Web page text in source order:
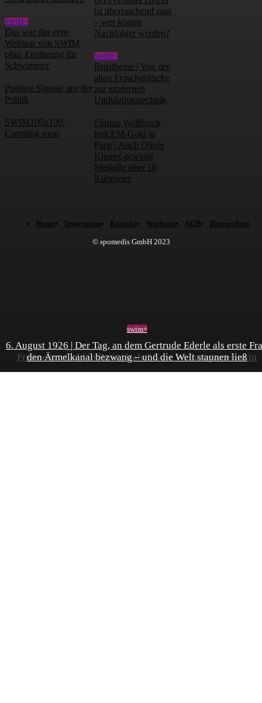
Freiwasser-Gold in Paris | Isabel Gose ist Europameisterin
swim+
6. August 1926 | Der Tag, an dem Gertrude Ederle als erste
den Ärmelkanal bezwang – und die Welt staunen ließ
SWIM+
Das war das erste
Webinar von SWIM
plus: Ernährung für
Schwimmer
Positive Signale aus der
Politik
SWIM100x100:
Cooming soon
ist überraschend raus
– wer könnte
Nachfolger werden?
SWIM+
Brustbeine | Von der
alten Froschgrätsche
zur modernen
Undulationstechnik
Florian Wellbrock
holt EM-Gold in
Paris | Auch Oliver
Klemet gewinnt
Medaille über 10
Kilometer
Home Impressum Kontakt Werbung AGB Datenschutz
© spomedis GmbH 2023